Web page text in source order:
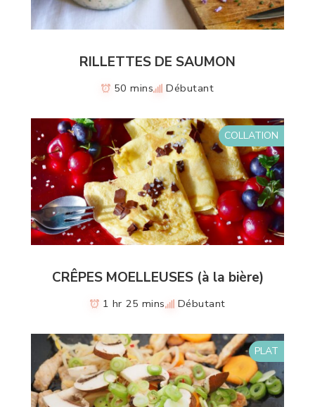
RILLETTES DE SAUMON
50 mins Débutant
COLLATION
CRÊPES MOELLEUSES (à la bière)
1 hr 25 mins Débutant
PLAT